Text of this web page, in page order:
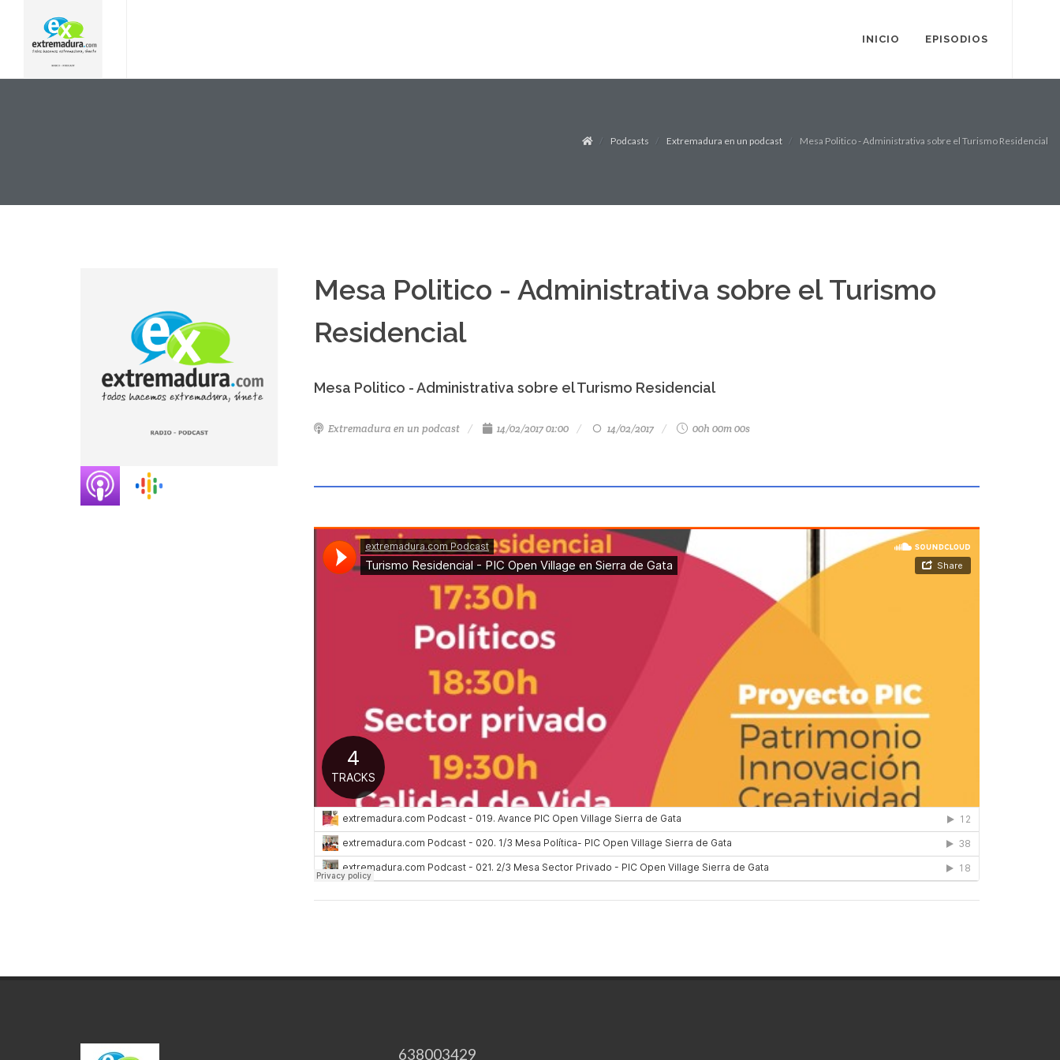
INICIO EPISODIOS
Podcasts Extremadura en un podcast Mesa Politico - Administrativa sobre el Turismo Residencial
Mesa Politico - Administrativa sobre el Turismo
Residencial
Mesa Politico - Administrativa sobre el Turismo Residencial
Extremadura en un podcast 14/02/2017 01:00 14/02/2017 00h 00m 00s
638003429